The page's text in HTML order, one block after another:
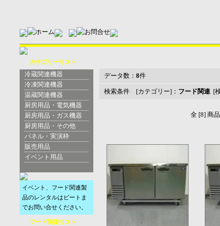
カテゴリーリスト
冷蔵関連機器
冷凍関連機器
温蔵関連機器
厨房用品・電気機器
厨房用品・ガス機器
厨房用品・その他
パネル・実演枠
販売用品
イベント用品
イベント、フード関連製
品のレンタルはビートま
でお問い合せください。
フード関連リスト
データ数： 8件
検索条件 [カテゴリー]： フード関連 [
全 [8] 商